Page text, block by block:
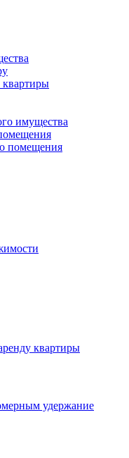
квартиры
имущества
помещения
квартиры
удержание